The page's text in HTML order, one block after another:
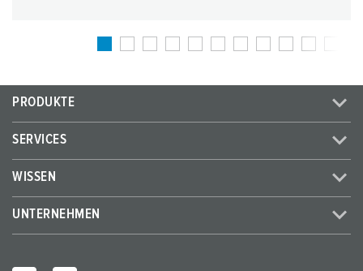
PRODUKTE
SERVICES
WISSEN
UNTERNEHMEN